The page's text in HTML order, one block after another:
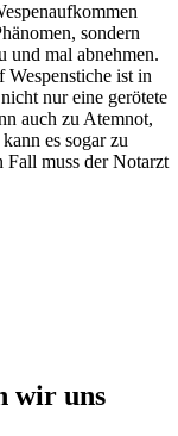
sondern
und mal abnehmen.
ist in
nur eine gerötete
auch zu Atemnot,
es sogar zu
muss der Notarzt
wir uns